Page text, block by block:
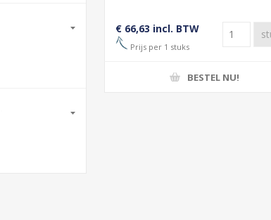
€ 66,63 incl. BTW
Prijs per 1 stuks
BESTEL NU!